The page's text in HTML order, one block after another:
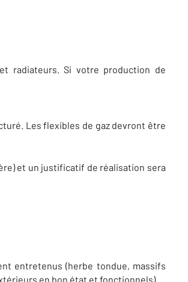
radiateurs. Si votre production de
Les flexibles de gaz devront être
et un justificatif de réalisation sera
entretenus (herbe tondue, massifs
en bon état et fonctionnels).